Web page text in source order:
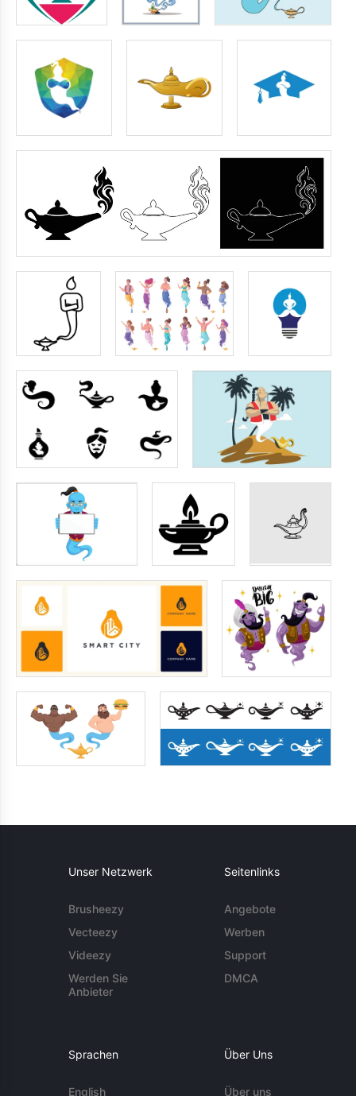
Unser Netzwerk
Brusheezy
Vecteezy
Videezy
Werden Sie
Anbieter
Seitenlinks
Angebote
Werben
Support
DMCA
Sprachen
English
Über Uns
Über uns